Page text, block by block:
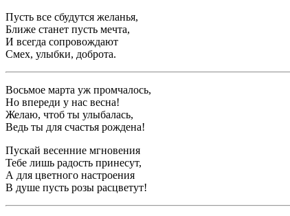
Пусть все сбудутся желанья,
Ближе станет пусть мечта,
И всегда сопровождают
Смех, улыбки, доброта.
Восьмое марта уж промчалось,
Но впереди у нас весна!
Желаю, чтоб ты улыбалась,
Ведь ты для счастья рождена!
Пускай весенние мгновения
Тебе лишь радость принесут,
А для цветного настроения
В душе пусть розы расцветут!